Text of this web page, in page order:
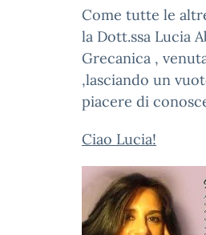
Come tutte le
la Dott.ssa Lucia
Grecanica ,
,lasciando un
piacere di
Ciao Lucia!